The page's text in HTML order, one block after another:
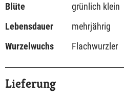
Blüte
grünlich klein
Lebensdauer
mehrjährig
Wurzelwuchs
Flachwurzler
Lieferung